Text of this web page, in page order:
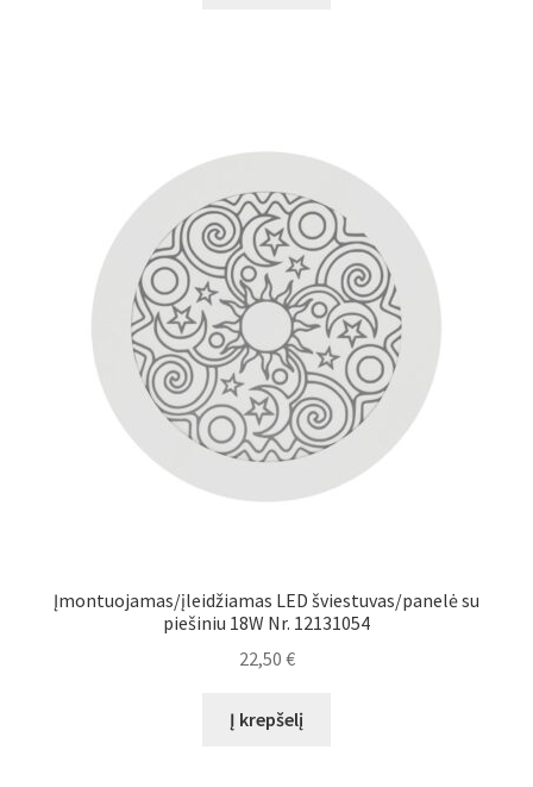
Įmontuojamas/įleidžiamas LED šviestuvas/panelė su
piešiniu 18W Nr. 12131054
22,50 €
Į krepšelį